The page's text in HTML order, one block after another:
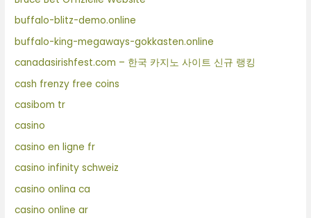
buffalo-blitz-demo.online
buffalo-king-megaways-gokkasten.online
canadasirishfest.com – 한국 카지노 사이트 신규 랭킹
cash frenzy free coins
casibom tr
casino
casino en ligne fr
casino infinity schweiz
casino onlina ca
casino online ar